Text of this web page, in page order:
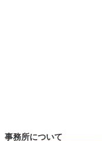
事務所について